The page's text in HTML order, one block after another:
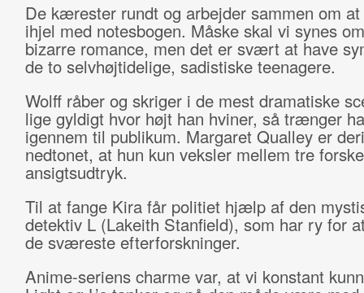
De kærester rundt og arbejder sammen om
ihjel med notesbogen. Måske skal vi synes
bizarre romance, men det er svært at have
de to selvhøjtidelige, sadistiske teenagere.
Wolff råber og skriger i de mest dramatiske
lige gyldigt hvor højt han hviner, så trænger
igennem til publikum. Margaret Qualley er
nedtonet, at hun kun veksler mellem tre
ansigtsudtryk.
Til at fange Kira får politiet hjælp af den
detektiv L (Lakeith Stanfield), som har ry for
de sværeste efterforskninger.
Anime-seriens charme var, at vi konstant